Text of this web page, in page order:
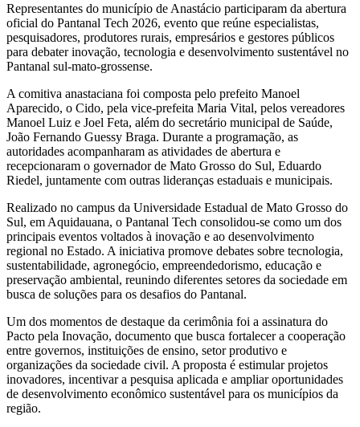
Representantes do município de Anastácio participaram da abertura
oficial do Pantanal Tech 2026, evento que reúne especialistas,
pesquisadores, produtores rurais, empresários e gestores públicos
para debater inovação, tecnologia e desenvolvimento sustentável no
Pantanal sul-mato-grossense.
A comitiva anastaciana foi composta pelo prefeito Manoel
Aparecido, o Cido, pela vice-prefeita Maria Vital, pelos vereadores
Manoel Luiz e Joel Feta, além do secretário municipal de Saúde,
João Fernando Guessy Braga. Durante a programação, as
autoridades acompanharam as atividades de abertura e
recepcionaram o governador de Mato Grosso do Sul, Eduardo
Riedel, juntamente com outras lideranças estaduais e municipais.
Realizado no campus da Universidade Estadual de Mato Grosso do
Sul, em Aquidauana, o Pantanal Tech consolidou-se como um dos
principais eventos voltados à inovação e ao desenvolvimento
regional no Estado. A iniciativa promove debates sobre tecnologia,
sustentabilidade, agronegócio, empreendedorismo, educação e
preservação ambiental, reunindo diferentes setores da sociedade em
busca de soluções para os desafios do Pantanal.
Um dos momentos de destaque da cerimônia foi a assinatura do
Pacto pela Inovação, documento que busca fortalecer a cooperação
entre governos, instituições de ensino, setor produtivo e
organizações da sociedade civil. A proposta é estimular projetos
inovadores, incentivar a pesquisa aplicada e ampliar oportunidades
de desenvolvimento econômico sustentável para os municípios da
região.